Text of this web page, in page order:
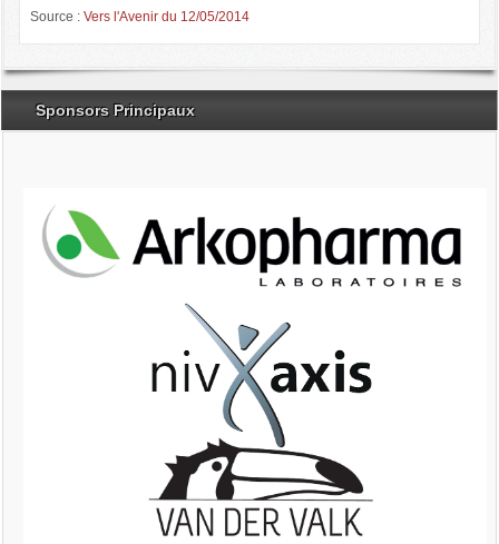
Source : Vers l'Avenir du 12/05/2014
Sponsors Principaux